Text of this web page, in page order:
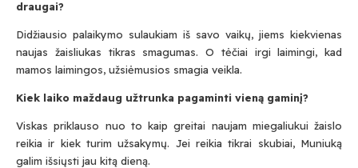
draugai?
Didžiausio palaikymo sulaukiam iš savo vaikų, jiems kiekvienas
naujas žaisliukas tikras smagumas. O tėčiai irgi laimingi, kad
mamos laimingos, užsiėmusios smagia veikla.
Kiek laiko maždaug užtrunka pagaminti vieną gaminį?
Viskas priklauso nuo to kaip greitai naujam miegaliukui žaislo
reikia ir kiek turim užsakymų. Jei reikia tikrai skubiai, Muniuką
galim išsiųsti jau kitą dieną.